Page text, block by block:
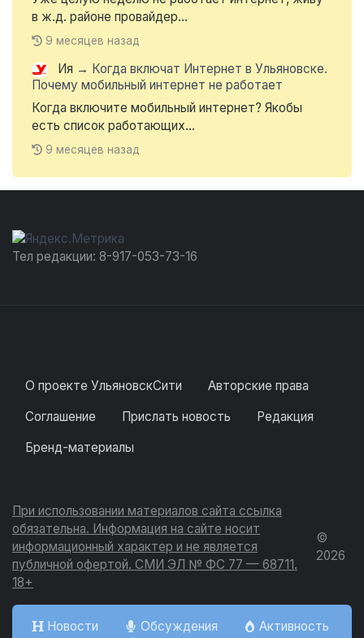
в ж.д. районе провайдер...
9 месяцев назад
Ия → Когда включат Интернет в Ульяновске.
Почему мобильный интернет не работает
Когда включите мобильный интернет? Якобы
есть список работающих...
9 месяцев назад
Тел редакции: 8-917-053-73-16
О проекте УльяновскСити
Авторские права
Соглашение
Прислать новость
Редакция
Бренд-материалы
При использовании материалов сайта ссылка
обязательна. Информация на сайте носит
информационный характер и не является
публичной офертой. СМИ ЭЛ № ФС 77 — 68711.
18+
©
2026
Новости Обсуждения Активность